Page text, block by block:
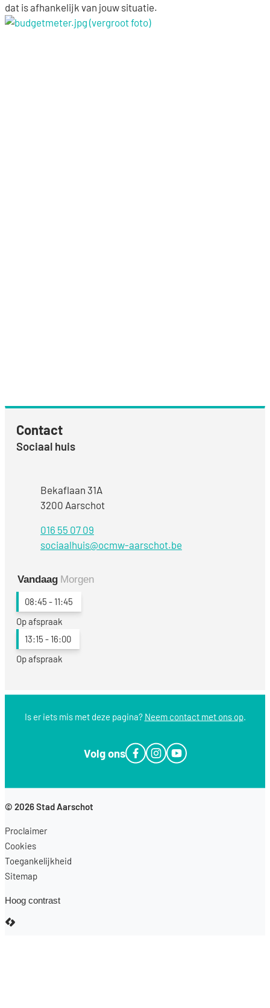
dat is afhankelijk van jouw situatie.
Contact
Sociaal huis
AdresBekaflaan 31A
,3200 Aarschot
016 55 07 09
E-mailsociaalhuis@ocmw-aarschot.be
Vandaag Morgen
08:45 - 11:45
Op afspraak
13:15 - 16:00
Op afspraak
Is er iets mis met deze pagina? Neem contact met ons op.
Volg ons
Facebook
Instagram
YouTube
© 2026Stad Aarschot
Proclaimer
Cookies
Toegankelijkheid
Sitemap
Hoog contrast
LCP nv 2026 ©